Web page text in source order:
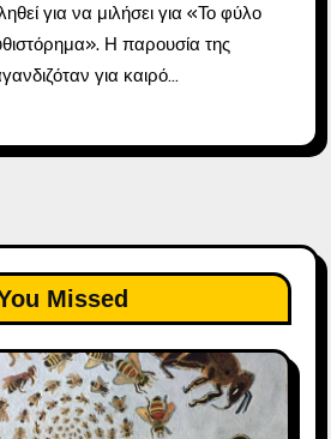
για να μιλήσει για «Το φύλο
Η παρουσία της
για καιρό…
Missed